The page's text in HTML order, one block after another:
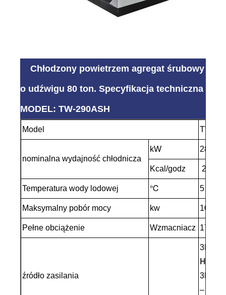
Chłodzony powietrzem agregat śrubowy
o udźwigu 80 ton. Specyfikacja techniczna
MODEL: TW-290ASH
Model TW-
nominalna wydajność chłodnicza
kW 285
Kcal/godz
Temperatura wody lodowej ℃ 5 ~
Maksymalny pobór mocy kw 101.2
Pełne obciążenie Wzmacniacz 173
źródło zasilania
3PH
Hz
3PH
–